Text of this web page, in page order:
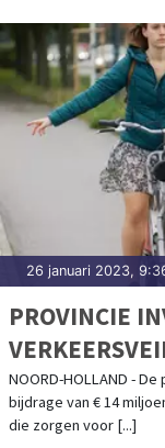
26 januari 2023,
PROVINCIE
FIETSPADEN
NOORD-HOLLAND -
bijdrage van € 14
die zorgen voor [...]